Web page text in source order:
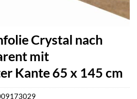
Crystal nach
mit
Kante 65 x 145 cm